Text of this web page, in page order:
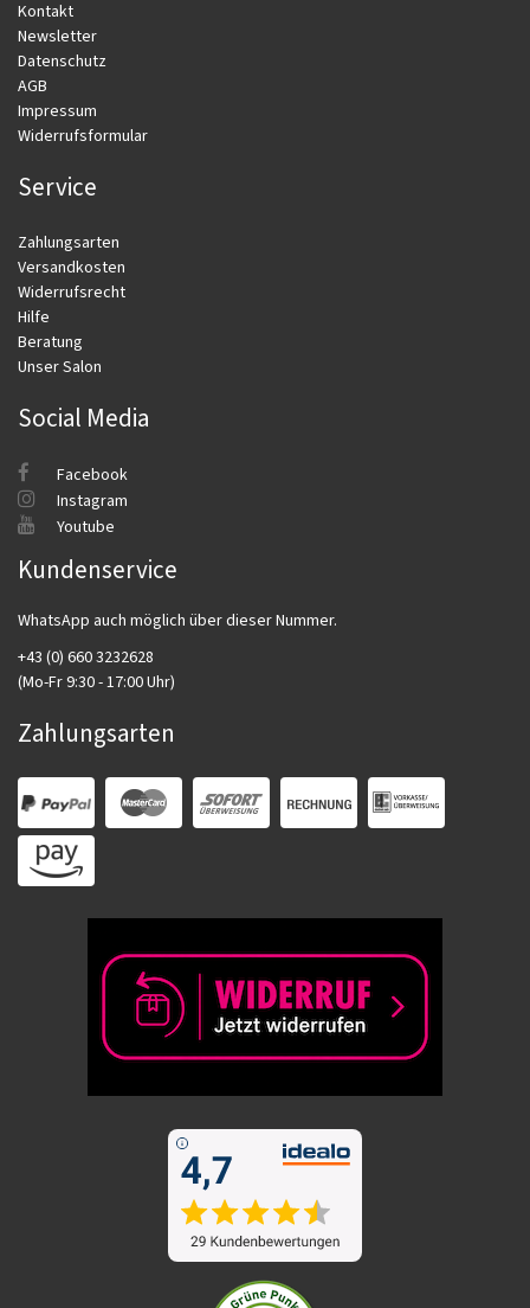
Kontakt
Newsletter
Datenschutz
AGB
Impressum
Widerrufsformular
Service
Zahlungsarten
Versandkosten
Widerrufsrecht
Hilfe
Beratung
Unser Salon
Social Media
Facebook
Instagram
Youtube
Kundenservice
WhatsApp auch möglich über dieser Nummer.
+43 (0) 660 3232628
(Mo-Fr 9:30 - 17:00 Uhr)
Zahlungsarten